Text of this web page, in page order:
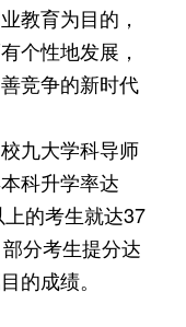
教育为目的，
个性地发展，
竞争的新时代
九大学科导师
科升学率达
的考生就达37
分考生提分达
的成绩。